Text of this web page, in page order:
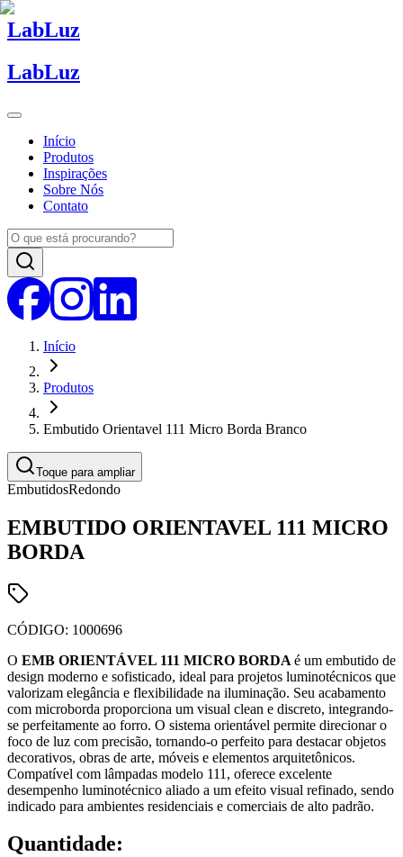
LabLuz
LabLuz
Início
Produtos
Inspirações
Sobre Nós
Contato
Início
Produtos
Embutido Orientavel 111 Micro Borda Branco
Toque para ampliar
EmbutidosRedondo
EMBUTIDO ORIENTAVEL 111 MICRO
BORDA
CÓDIGO: 1000696
O EMB ORIENTÁVEL 111 MICRO BORDA é um embutido de
design moderno e sofisticado, ideal para projetos luminotécnicos que
valorizam elegância e flexibilidade na iluminação. Seu acabamento
com microborda proporciona um visual clean e discreto, integrando-
se perfeitamente ao forro. O sistema orientável permite direcionar o
foco de luz com precisão, tornando-o perfeito para destacar objetos
decorativos, obras de arte, móveis e elementos arquitetônicos.
Compatível com lâmpadas modelo 111, oferece excelente
desempenho luminotécnico aliado a um efeito visual refinado, sendo
indicado para ambientes residenciais e comerciais de alto padrão.
Quantidade: